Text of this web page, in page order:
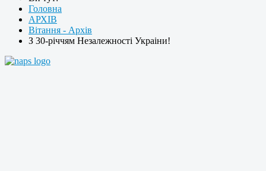
Головна
АРХІВ
Вітання - Архів
З 30-річчям Незалежності Украіни!